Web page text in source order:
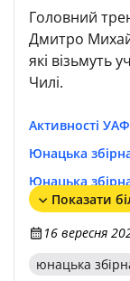
Головний
Дмитро
які візьмуть
Чилі.
Активності УАФ
Юнацька
Юнацька
Юнацька збірна
ЧС-2025 (U-20)
Показати
16 вересня
юнацька